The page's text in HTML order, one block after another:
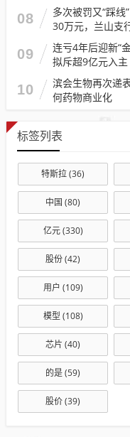
08
多次被罚又“踩
30万元，兰山支
09
连亏4年后迎新“
拟斥超9亿元入主
10
滨会生物再次递
何药物商业化
标签列表
特斯拉(36)
中国 (80)
亿元(330)
股份(42)
用户 (109)
模型 (108)
芯片 (40)
的是(59)
股价(39)